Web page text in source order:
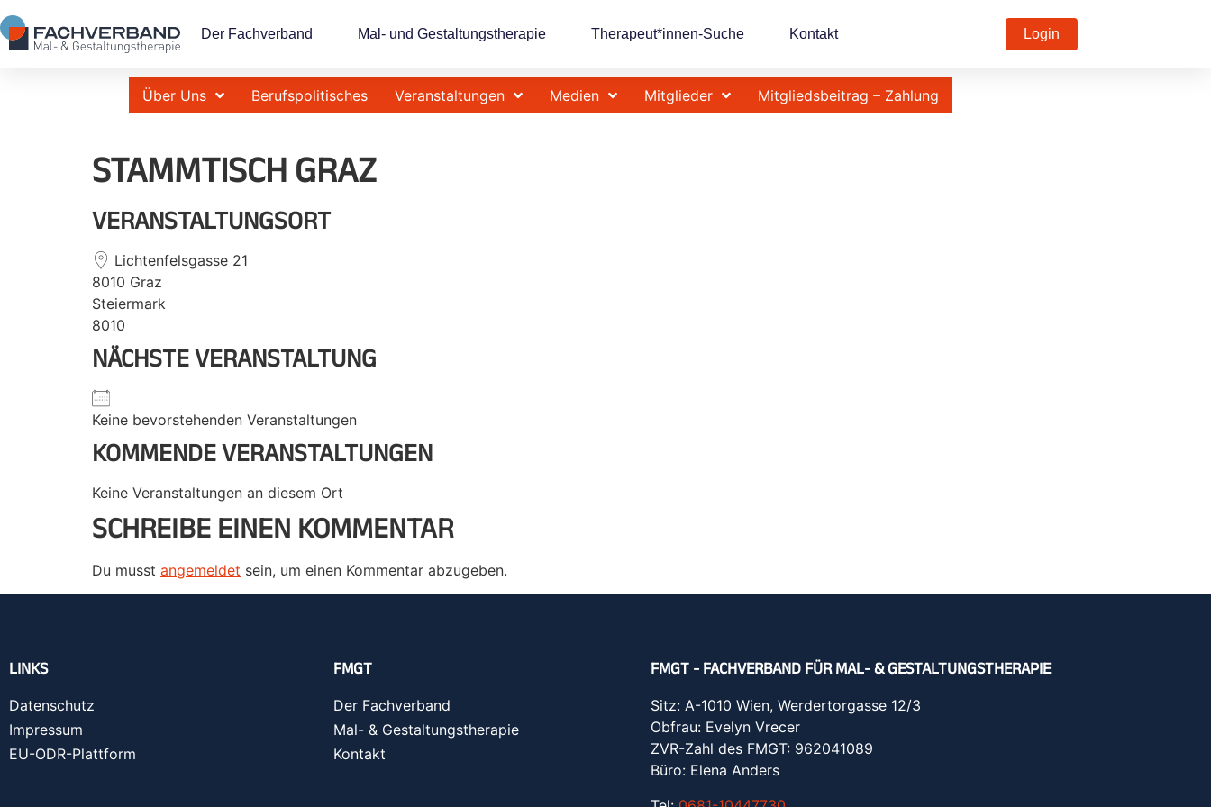
Der Fachverband Mal- und Gestaltungstherapie Therapeut*innen-Suche Kontakt Login
Über Uns Berufspolitisches Veranstaltungen Medien Mitglieder Mitgliedsbeitrag – Zahlung
STAMMTISCH GRAZ
VERANSTALTUNGSORT
Lichtenfelsgasse 21
8010 Graz
Steiermark
8010
NÄCHSTE VERANSTALTUNG
Keine bevorstehenden Veranstaltungen
KOMMENDE VERANSTALTUNGEN
Keine Veranstaltungen an diesem Ort
SCHREIBE EINEN KOMMENTAR
Du musst angemeldet sein, um einen Kommentar abzugeben.
LINKS
Datenschutz
Impressum
EU-ODR-Plattform
FMGT
Der Fachverband
Mal- & Gestaltungstherapie
Kontakt
FMGT - FACHVERBAND FÜR MAL- & GESTALTUNGSTHERAPIE
Sitz: A-1010 Wien, Werdertorgasse 12/3
Obfrau: Evelyn Vrecer
ZVR-Zahl des FMGT: 962041089
Büro: Elena Anders